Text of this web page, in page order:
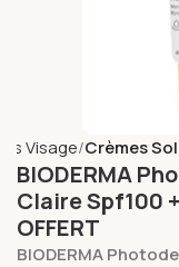
Visage Crèmes
BIODERMA
Claire Spf100
OFFERT
BIODERMA